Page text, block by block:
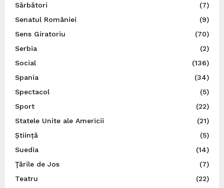
Sărbători
(7)
Senatul României
(9)
Sens Giratoriu
(70)
Serbia
(2)
Social
(136)
Spania
(34)
Spectacol
(5)
Sport
(22)
Statele Unite ale Americii
(21)
Știință
(5)
Suedia
(14)
Ţările de Jos
(7)
Teatru
(22)